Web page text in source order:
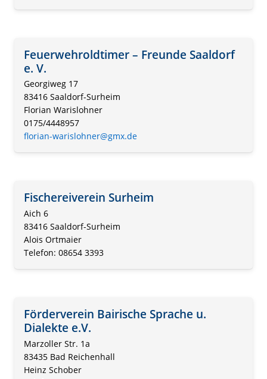
Feuerwehroldtimer – Freunde Saaldorf
e. V.
Georgiweg 17
83416 Saaldorf-Surheim
Florian Warislohner
0175/4448957
florian-warislohner@gmx.de
Fischereiverein Surheim
Aich 6
83416 Saaldorf-Surheim
Alois Ortmaier
Telefon: 08654 3393
Förderverein Bairische Sprache u.
Dialekte e.V.
Marzoller Str. 1a
83435 Bad Reichenhall
Heinz Schober